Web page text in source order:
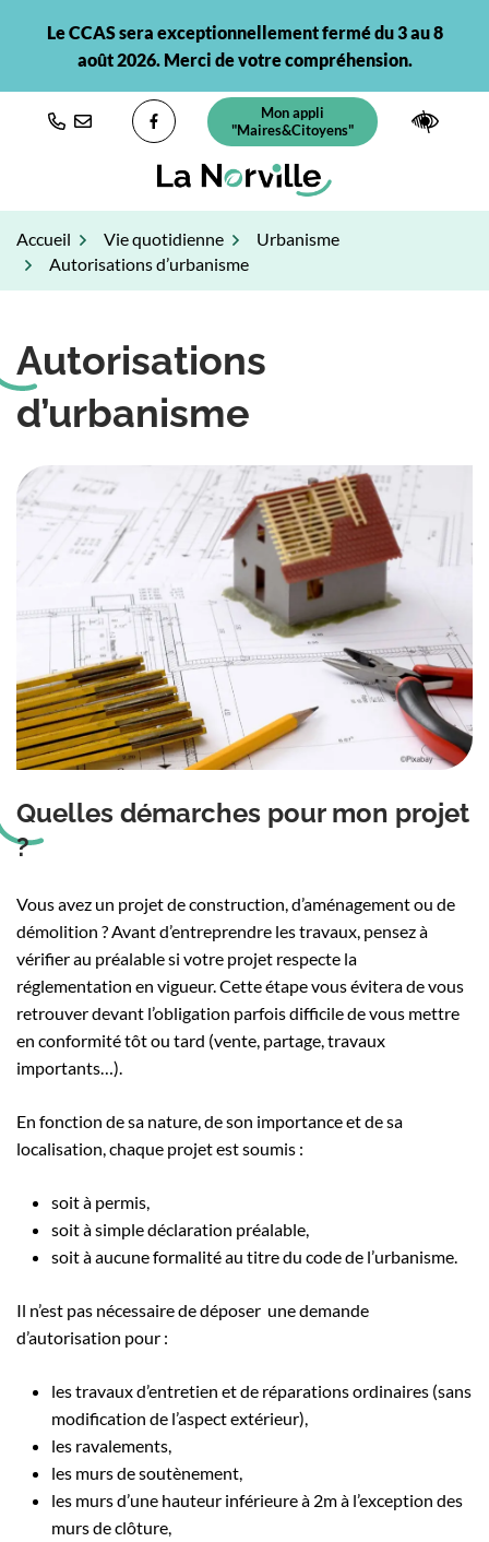
Le CCAS sera exceptionnellement fermé du 3 au 8
août 2026. Merci de votre compréhension.
Lien vers le compte Facebook
Mon appli
"Maires&Citoyens"(ouverture dans un nouvel
Accueil Vie quotidienne
Urbanisme
Autorisations d’urbanisme
Autorisations
d’urbanisme
Quelles démarches pour mon projet
?
Vous avez un projet de construction, d’aménagement ou de
démolition ? Avant d’entreprendre les travaux, pensez à
vérifier au préalable si votre projet respecte la
réglementation en vigueur. Cette étape vous évitera de vous
retrouver devant l’obligation parfois difficile de vous mettre
en conformité tôt ou tard (vente, partage, travaux
importants…).
En fonction de sa nature, de son importance et de sa
localisation, chaque projet est soumis :
soit à permis,
soit à simple déclaration préalable,
soit à aucune formalité au titre du code de l’urbanisme.
Il n’est pas nécessaire de déposer une demande
d’autorisation pour :
les travaux d’entretien et de réparations ordinaires (sans
modification de l’aspect extérieur),
les ravalements,
les murs de soutènement,
les murs d’une hauteur inférieure à 2m à l’exception des
murs de clôture,